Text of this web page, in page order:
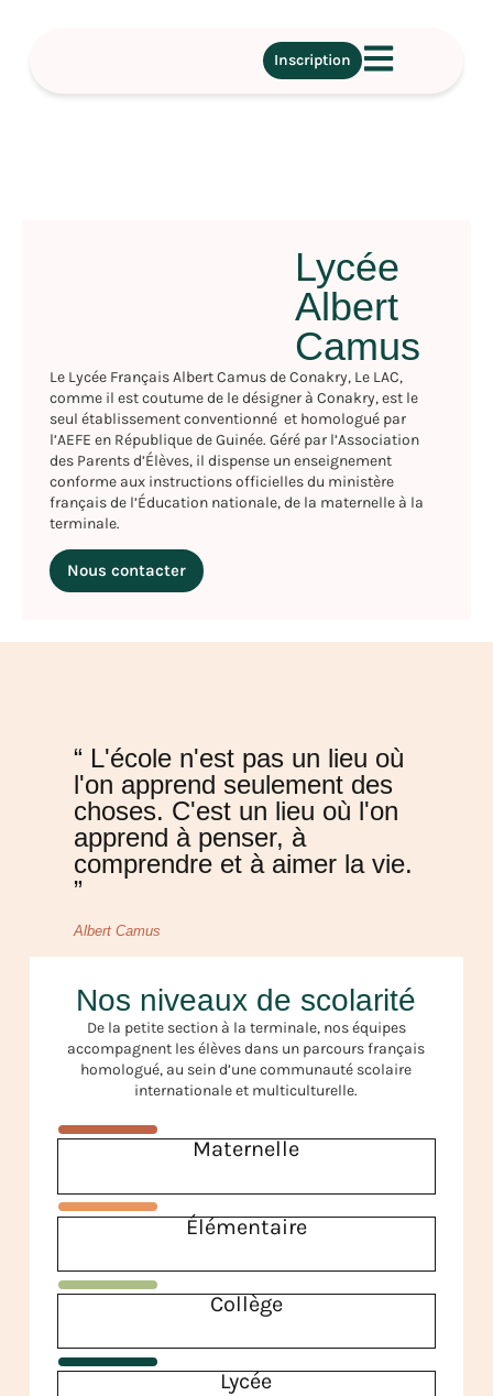
Inscription
Lycée
Albert
Camus
Le Lycée Français Albert Camus de Conakry, Le LAC,
comme il est coutume de le désigner à Conakry, est le
seul établissement conventionné et homologué par
l’AEFE en République de Guinée. Géré par l’Association
des Parents d’Élèves, il dispense un enseignement
conforme aux instructions officielles du ministère
français de l’Éducation nationale, de la maternelle à la
terminale.
Nous contacter
“ L'école n'est pas un lieu où
l'on apprend seulement des
choses. C'est un lieu où l'on
apprend à penser, à
comprendre et à aimer la vie.
”
Albert Camus
Nos niveaux de scolarité
De la petite section à la terminale, nos équipes
accompagnent les élèves dans un parcours français
homologué, au sein d’une communauté scolaire
internationale et multiculturelle.
Maternelle
Élémentaire
Collège
Lycée